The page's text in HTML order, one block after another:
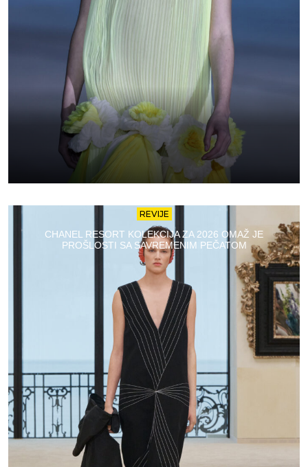
REVIJE
CHANEL RESORT KOLEKCIJA ZA 2026 OMAŽ JE
PROŠLOSTI SA SAVREMENIM PEČATOM